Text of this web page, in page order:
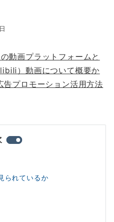
動画プラットフォームと
）動画について概要か
プロモーション活用方法
られているか